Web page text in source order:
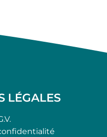
LÉGALES